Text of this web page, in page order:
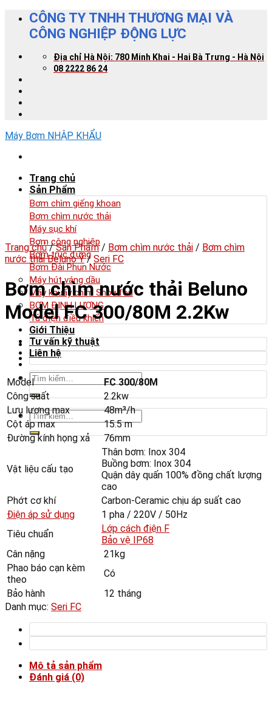
Skip
content
CÔNG TY TNHH THƯƠNG MẠI VÀ
CÔNG NGHIỆP ĐỘNG LỰC
Địa chỉ Hà Nội: 780 Minh Khai - Hai Bà Trưng - Hà Nội
08 2222 86 24
Máy Bơm NHẬP KHẨU
Trang chủ
Sản Phẩm
Bơm chìm giếng khoan
Bơm chìm nước thải
Máy sục khí
Bơm công nghiệp
Bơm trục đứng
Bơm Đài Phun Nước
Máy hút váng dầu
Máy khuấy chìm Showfou
BƠM ĐỊNH LƯỢNG
Tủ điện điều khiển
Giới Thiệu
Tư vấn kỹ thuật
Liên hệ
Tìm
kiếm:
Tìm
kiếm:
Trang chủ / Sản Phẩm / Bơm chìm nước thải / Bơm chìm
nước thải Beluno Ý / Seri FC
Bơm chìm nước thải Beluno
Model FC 300/80M 2.2Kw
Model
FC 300/80M
Công suất
2.2kw
Lưu lượng max
48m³/h
Cột áp max
15.5 m
Đường kính họng xả
76mm
Vật liệu cấu tạo
Thân bơm: Inox 304
Buồng bơm: Inox 304
Quận dây quấn 100% đồng chất lượng
cao
Phớt cơ khí
Carbon-Ceramic chịu áp suất cao
Điện áp sử dụng
1 pha / 220V / 50Hz
Tiêu chuẩn
Lớp cách điện F
Bảo vệ IP68
Cân nặng
21kg
Phao báo cạn kèm
theo
Có
Bảo hành
12 tháng
Danh mục: Seri FC
Mô tả sản phẩm
Đánh giá (0)